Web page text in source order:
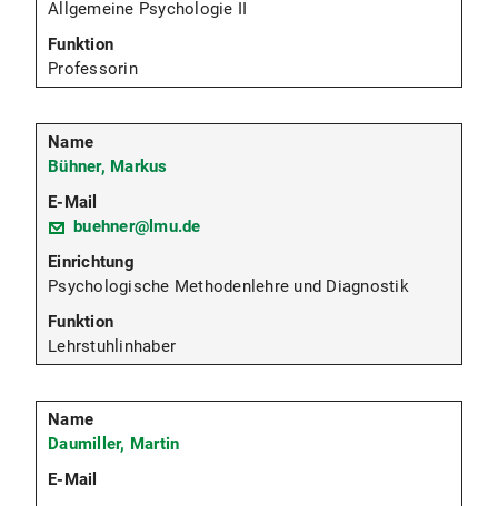
Allgemeine Psychologie II
Professorin
Bühner, Markus
buehner@lmu.de
Psychologische Methodenlehre und Diagnostik
Lehrstuhlinhaber
Daumiller, Martin